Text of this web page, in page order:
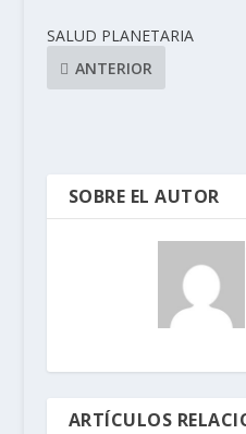
SALUD PLANETARIA
ANTERIOR
SOBRE EL AUTOR
ARTÍCULOS